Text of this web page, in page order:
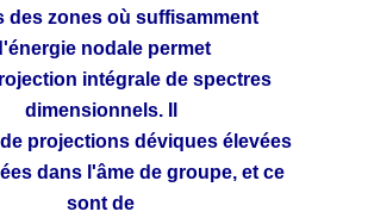
des zones où suffisamment
nodale permet
intégrale de spectres
dimensionnels. Il
projections déviques élevées
dans l'âme de groupe, et ce
sont de